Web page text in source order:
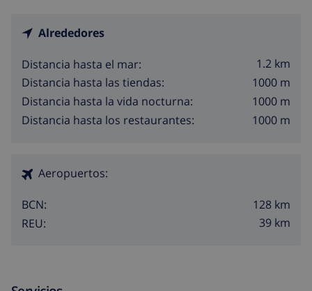
Alrededores
Distancia hasta el mar:
1.2 km
Distancia hasta las tiendas:
1000 m
Distancia hasta la vida nocturna:
1000 m
Distancia hasta los restaurantes:
1000 m
Aeropuertos:
BCN:
128 km
REU:
39 km